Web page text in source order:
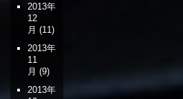
2013年
12
月 (11)
2013年
11
月 (9)
2013年